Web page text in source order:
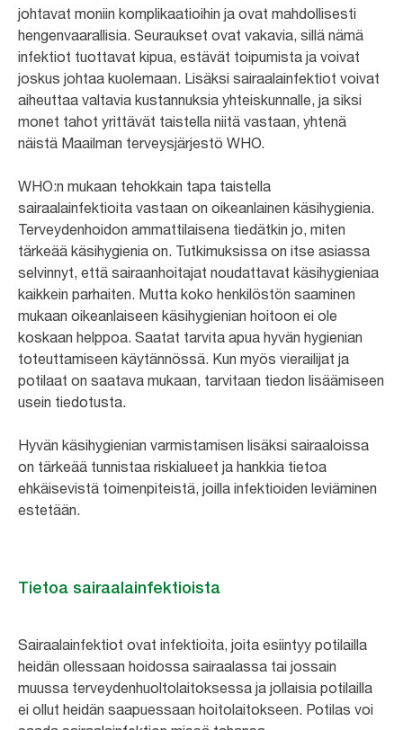
johtavat moniin komplikaatioihin ja ovat mahdollisesti
hengenvaarallisia. Seuraukset ovat vakavia, sillä nämä
infektiot tuottavat kipua, estävät toipumista ja voivat
joskus johtaa kuolemaan. Lisäksi sairaalainfektiot voivat
aiheuttaa valtavia kustannuksia yhteiskunnalle, ja siksi
monet tahot yrittävät taistella niitä vastaan, yhtenä
näistä Maailman terveysjärjestö WHO.
WHO:n mukaan tehokkain tapa taistella
sairaalainfektioita vastaan on oikeanlainen käsihygienia.
Terveydenhoidon ammattilaisena tiedätkin jo, miten
tärkeää käsihygienia on. Tutkimuksissa on itse asiassa
selvinnyt, että sairaanhoitajat noudattavat käsihygieniaa
kaikkein parhaiten. Mutta koko henkilöstön saaminen
mukaan oikeanlaiseen käsihygienian hoitoon ei ole
koskaan helppoa. Saatat tarvita apua hyvän hygienian
toteuttamiseen käytännössä. Kun myös vierailijat ja
potilaat on saatava mukaan, tarvitaan tiedon lisäämiseen
usein tiedotusta.
Hyvän käsihygienian varmistamisen lisäksi sairaaloissa
on tärkeää tunnistaa riskialueet ja hankkia tietoa
ehkäisevistä toimenpiteistä, joilla infektioiden leviäminen
estetään.
Tietoa sairaalainfektioista
Sairaalainfektiot ovat infektioita, joita esiintyy potilailla
heidän ollessaan hoidossa sairaalassa tai jossain
muussa terveydenhuoltolaitoksessa ja jollaisia potilailla
ei ollut heidän saapuessaan hoitolaitokseen. Potilas voi